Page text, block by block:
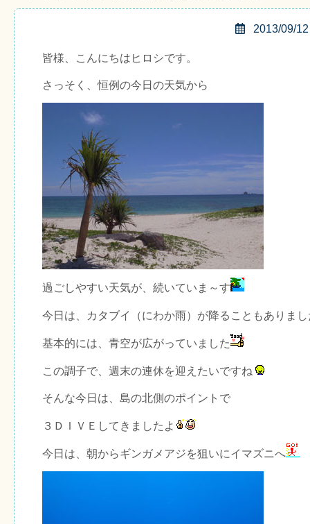
2013/09/12
皆様、こんにちはヒロシです。
さっそく、恒例の今日の天気から
過ごしやすい天気が、続いていま～す
今日は、カタブイ（にわか雨）が降ることもありま
基本的には、青空が広がっていました
この調子で、週末の連休を迎えたいですね
そんな今日は、島の北側のポイントで
３ＤＩＶＥしてきましたよ
今日は、朝からギンガメアジを狙いにイマズニへ